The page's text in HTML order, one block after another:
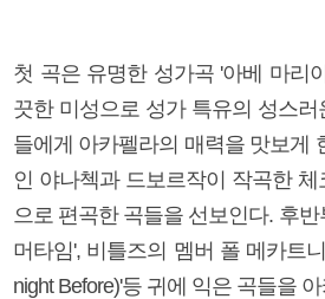
첫 곡은 유명한 성가곡 '아베 마리
끗한 미성으로 성가 특유의 성스
들에게 아카펠라의 매력을 맛보게
인 야나첵과 드보르작이 작곡한
으로 편곡한 곡들을 선보인다. 후
머타임', 비틀즈의 멤버 폴 메카트
night Before)'등 귀에 익은 곡들을